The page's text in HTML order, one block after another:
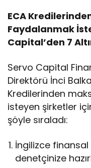
ECA
Faydalanmak
Capital’den 7
Servo Capital
Direktörü İnci
Kredilerinden
isteyen şirketler
şöyle sıraladı:
İngilizce finansal
denetçinize